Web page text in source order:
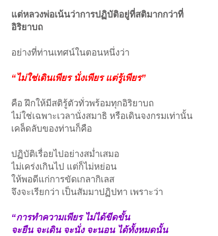
แต่หลวงพ่อเน้นว่าการปฏิบัติอยู่ที่สติมากกว่าที่
อิริยาบถ
อย่างที่ท่านเทศน์ในตอนหนึ่งว่า
“ไม่ใช่เดินเพียร นั่งเพียร แต่รู้เพียร”
คือ ฝึกให้มีสติรู้ตัวทั่วพร้อมทุกอิริยาบถ
ไม่ใช่เฉพาะเวลานั่งสมาธิ หรือเดินจงกรมเท่านั้น
เคล็ดลับของท่านก็คือ
ปฏิบัติเรื่อยไปอย่างสม่ำเสมอ
ไม่เคร่งเกินไป แต่ก็ไม่หย่อน
ให้พอดีแก่การขัดเกลากิเลส
จึงจะเรียกว่า เป็นสัมมาปฏิปทา เพราะว่า
“การทำความเพียร ไม่ได้ขีดขั้น
จะยืน จะเดิน จะนั่ง จะนอน ได้ทั้งหมดนั้น